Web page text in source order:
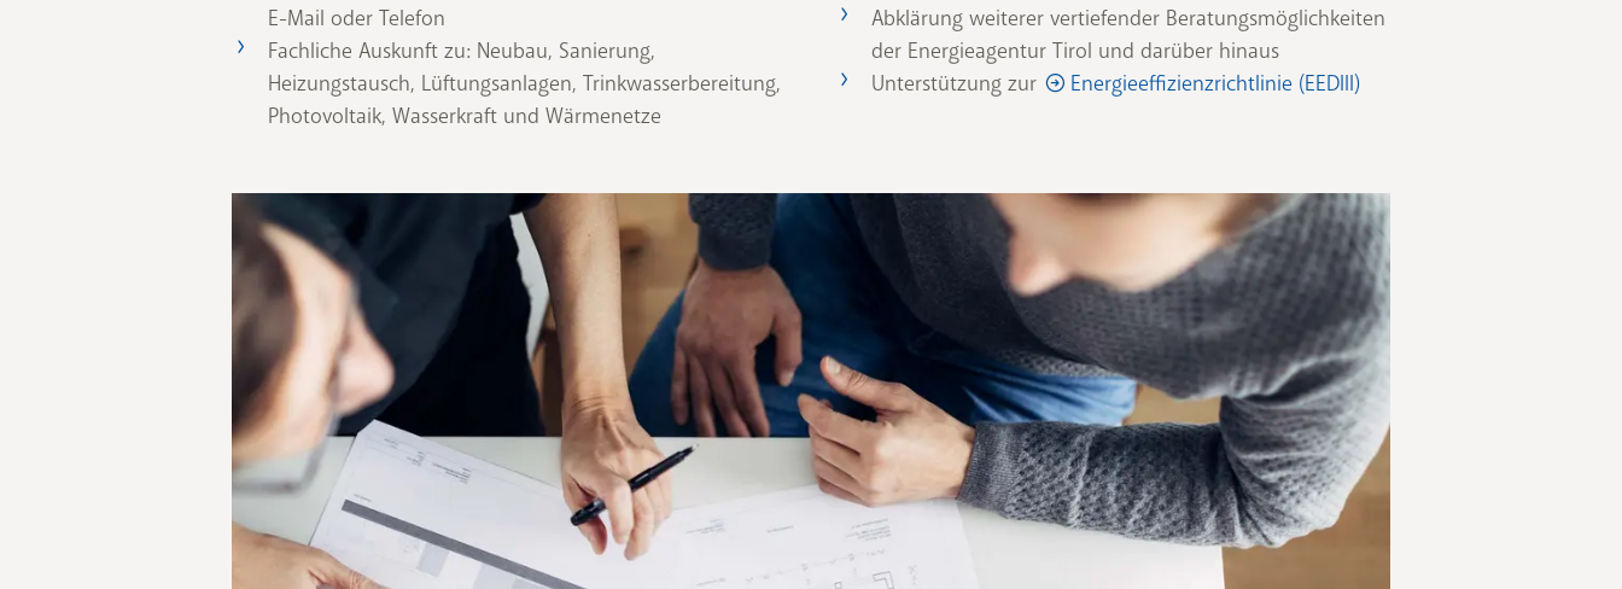
E-Mail oder Telefon
Fachliche Auskunft zu: Neubau, Sanierung,
Heizungstausch, Lüftungsanlagen, Trinkwasserbereitung,
Photovoltaik, Wasserkraft und Wärmenetze
Abklärung weiterer vertiefender Beratungsmöglichkeiten
der Energieagentur Tirol und darüber hinaus
Unterstützung zur
Energieeffizienzrichtlinie (EEDIII)